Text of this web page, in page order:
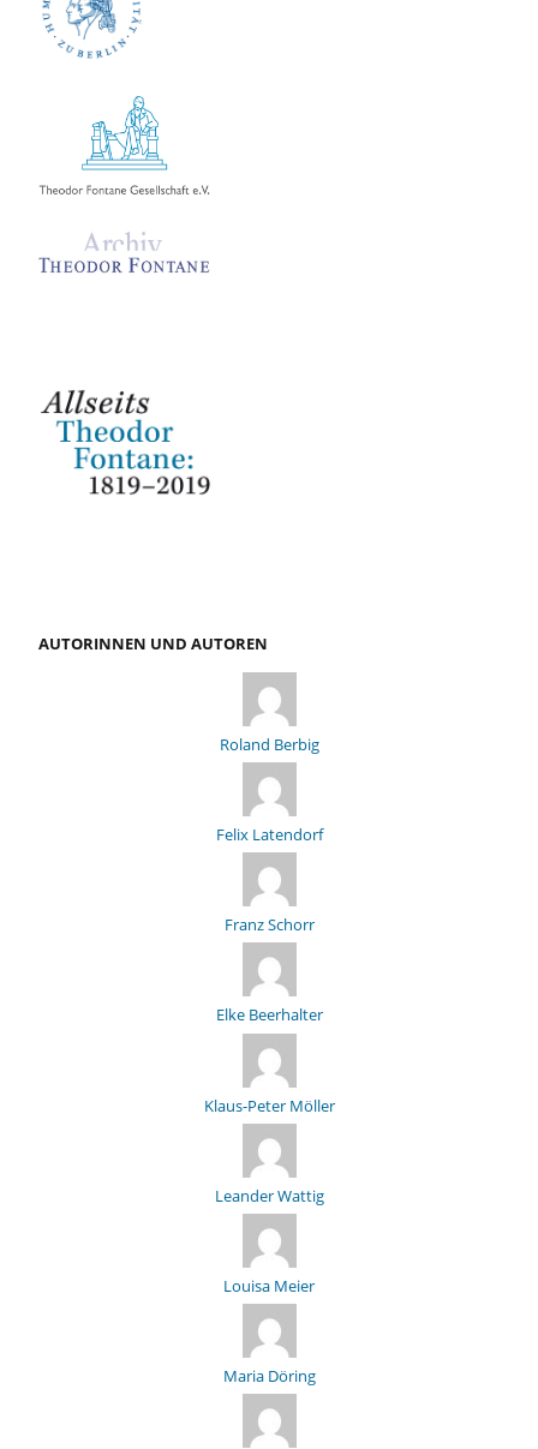
AUTORINNEN UND AUTOREN
Roland Berbig
Felix Latendorf
Franz Schorr
Elke Beerhalter
Klaus-Peter Möller
Leander Wattig
Louisa Meier
Maria Döring